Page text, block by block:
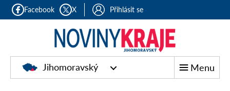
Facebook X Přihlásit se
Jihomoravský Menu